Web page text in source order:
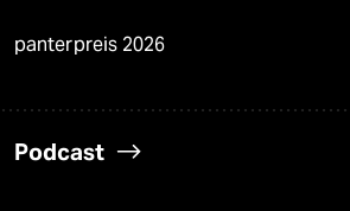
panterpreis 2026
Podcast